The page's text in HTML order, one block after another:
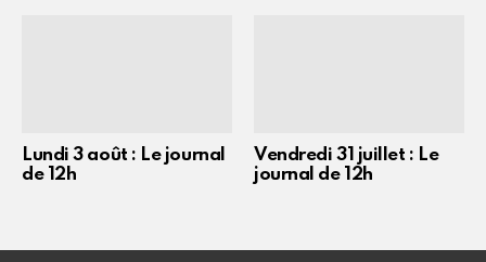
Lundi 3 août : Le journal
de 12h
Vendredi 31 juillet : Le
journal de 12h